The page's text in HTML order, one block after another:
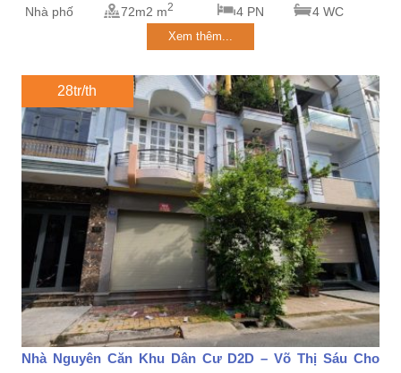
Nhà phố 72m2 m2 4 PN 4 WC
Xem thêm...
28tr/th
Nhà Nguyên Căn Khu Dân Cư D2D – Võ Thị Sáu Cho